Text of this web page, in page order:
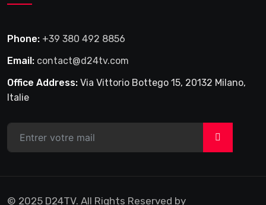
Phone: +39 380 492 8856
Email: contact@d24tv.com
Office Address: Via Vittorio Bottego 15, 20132 Milano,
Italie
>
© 2025 D24TV. All Rights Reserved by